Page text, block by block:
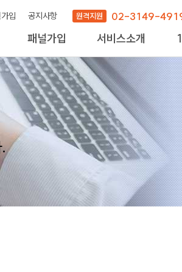
입 공지사항 원격지원 02-3149-
패널가입 서비스소개